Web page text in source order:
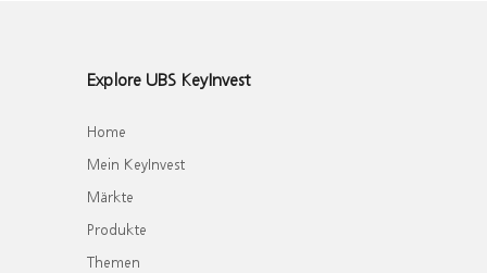
Explore UBS KeyInvest
Home
Mein KeyInvest
Märkte
Produkte
Themen